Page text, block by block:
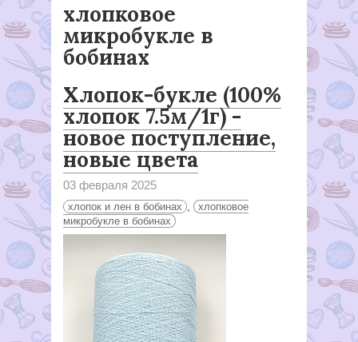
хлопковое
микробукле в
бобинах
Хлопок-букле (100%
хлопок 7.5м/1г) -
новое поступление,
новые цвета
03 февраля 2025
хлопок и лен в бобинах
хлопковое
микробукле в бобинах